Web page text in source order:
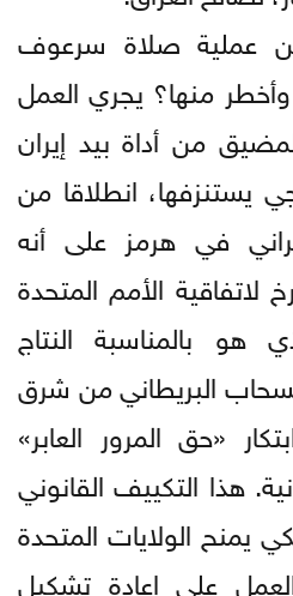
عملية صلاة سرعوف
منها؟ يجري العمل
من أداة بيد إيران
يستنزفها، انطلاقا من
في هرمز على أنه
الأمم المتحدة
هو بالمناسبة النتاج
البريطاني من شرق
«حق المرور العابر»
هذا التكييف القانوني
يمنح الولايات المتحدة
على إعادة تشكيل